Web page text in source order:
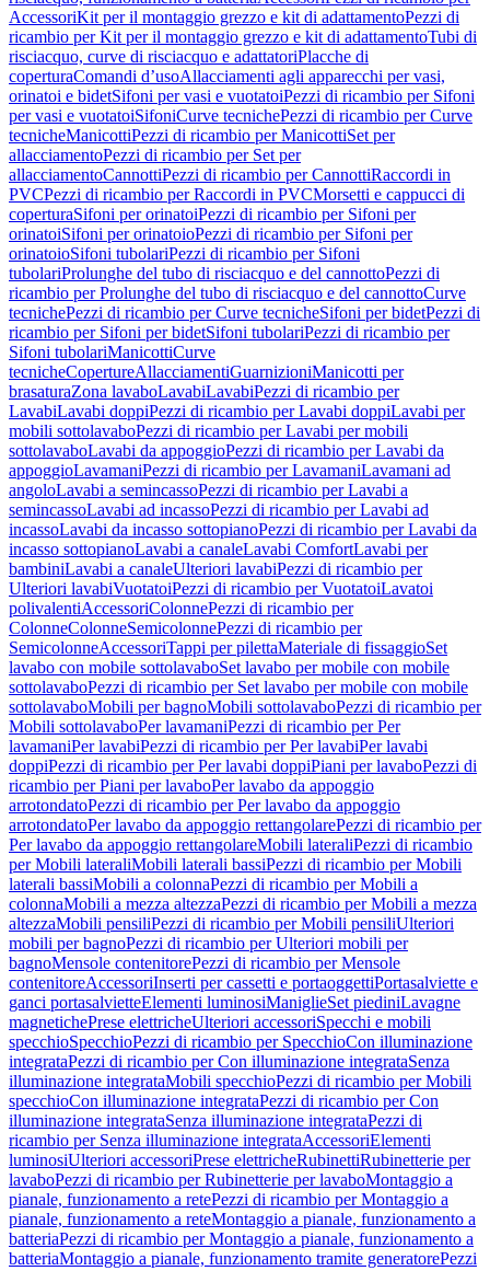
AccessoriKit per il montaggio grezzo e kit di adattamentoPezzi di
ricambio per Kit per il montaggio grezzo e kit di adattamentoTubi di
risciacquo, curve di risciacquo e adattatoriPlacche di
coperturaComandi d’usoAllacciamenti agli apparecchi per vasi,
orinatoi e bidetSifoni per vasi e vuotatoiPezzi di ricambio per Sifoni
per vasi e vuotatoiSifoniCurve tecnichePezzi di ricambio per Curve
tecnicheManicottiPezzi di ricambio per ManicottiSet per
allacciamentoPezzi di ricambio per Set per
allacciamentoCannottiPezzi di ricambio per CannottiRaccordi in
PVCPezzi di ricambio per Raccordi in PVCMorsetti e cappucci di
coperturaSifoni per orinatoiPezzi di ricambio per Sifoni per
orinatoiSifoni per orinatoioPezzi di ricambio per Sifoni per
orinatoioSifoni tubolariPezzi di ricambio per Sifoni
tubolariProlunghe del tubo di risciacquo e del cannottoPezzi di
ricambio per Prolunghe del tubo di risciacquo e del cannottoCurve
tecnichePezzi di ricambio per Curve tecnicheSifoni per bidetPezzi di
ricambio per Sifoni per bidetSifoni tubolariPezzi di ricambio per
Sifoni tubolariManicottiCurve
tecnicheCopertureAllacciamentiGuarnizioniManicotti per
brasaturaZona lavaboLavabiLavabiPezzi di ricambio per
LavabiLavabi doppiPezzi di ricambio per Lavabi doppiLavabi per
mobili sottolavaboPezzi di ricambio per Lavabi per mobili
sottolavaboLavabi da appoggioPezzi di ricambio per Lavabi da
appoggioLavamaniPezzi di ricambio per LavamaniLavamani ad
angoloLavabi a semincassoPezzi di ricambio per Lavabi a
semincassoLavabi ad incassoPezzi di ricambio per Lavabi ad
incassoLavabi da incasso sottopianoPezzi di ricambio per Lavabi da
incasso sottopianoLavabi a canaleLavabi ComfortLavabi per
bambiniLavabi a canaleUlteriori lavabiPezzi di ricambio per
Ulteriori lavabiVuotatoiPezzi di ricambio per VuotatoiLavatoi
polivalentiAccessoriColonnePezzi di ricambio per
ColonneColonneSemicolonnePezzi di ricambio per
SemicolonneAccessoriTappi per pilettaMateriale di fissaggioSet
lavabo con mobile sottolavaboSet lavabo per mobile con mobile
sottolavaboPezzi di ricambio per Set lavabo per mobile con mobile
sottolavaboMobili per bagnoMobili sottolavaboPezzi di ricambio per
Mobili sottolavaboPer lavamaniPezzi di ricambio per Per
lavamaniPer lavabiPezzi di ricambio per Per lavabiPer lavabi
doppiPezzi di ricambio per Per lavabi doppiPiani per lavaboPezzi di
ricambio per Piani per lavaboPer lavabo da appoggio
arrotondatoPezzi di ricambio per Per lavabo da appoggio
arrotondatoPer lavabo da appoggio rettangolarePezzi di ricambio per
Per lavabo da appoggio rettangolareMobili lateraliPezzi di ricambio
per Mobili lateraliMobili laterali bassiPezzi di ricambio per Mobili
laterali bassiMobili a colonnaPezzi di ricambio per Mobili a
colonnaMobili a mezza altezzaPezzi di ricambio per Mobili a mezza
altezzaMobili pensiliPezzi di ricambio per Mobili pensiliUlteriori
mobili per bagnoPezzi di ricambio per Ulteriori mobili per
bagnoMensole contenitorePezzi di ricambio per Mensole
contenitoreAccessoriInserti per cassetti e portaoggettiPortasalviette e
ganci portasalvietteElementi luminosiManiglieSet piediniLavagne
magnetichePrese elettricheUlteriori accessoriSpecchi e mobili
specchioSpecchioPezzi di ricambio per SpecchioCon illuminazione
integrataPezzi di ricambio per Con illuminazione integrataSenza
illuminazione integrataMobili specchioPezzi di ricambio per Mobili
specchioCon illuminazione integrataPezzi di ricambio per Con
illuminazione integrataSenza illuminazione integrataPezzi di
ricambio per Senza illuminazione integrataAccessoriElementi
luminosiUlteriori accessoriPrese elettricheRubinettiRubinetterie per
lavaboPezzi di ricambio per Rubinetterie per lavaboMontaggio a
pianale, funzionamento a retePezzi di ricambio per Montaggio a
pianale, funzionamento a reteMontaggio a pianale, funzionamento a
batteriaPezzi di ricambio per Montaggio a pianale, funzionamento a
batteriaMontaggio a pianale, funzionamento tramite generatorePezzi